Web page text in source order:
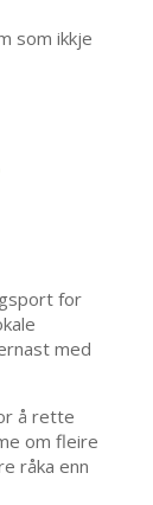
som ikkje
for
med
å rette
om fleire
råka enn